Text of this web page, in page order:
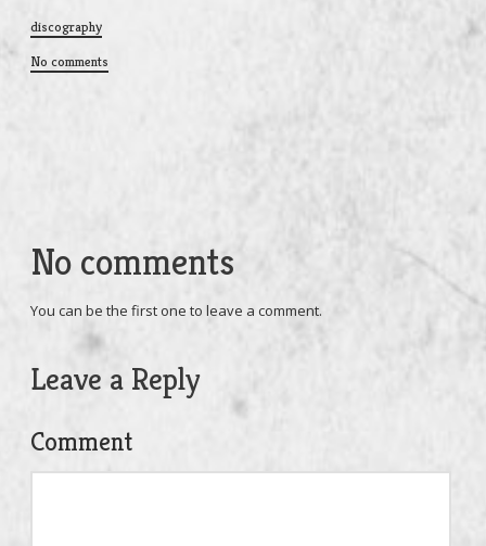
discography
No comments
No comments
You can be the first one to leave a comment.
Leave a Reply
Comment